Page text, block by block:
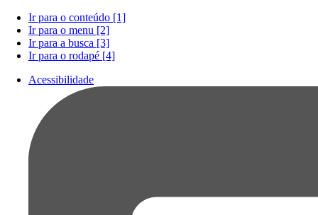
Ir para o conteúdo [1]
Ir para o menu [2]
Ir para a busca [3]
Ir para o rodapé [4]
Acessibilidade